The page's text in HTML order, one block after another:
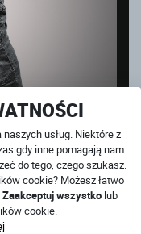
usług. Niektóre z
gdy inne pomagają nam
do tego, czego szukasz.
cookie? Możesz łatwo
Zaakceptuj wszystkolub
cookie.